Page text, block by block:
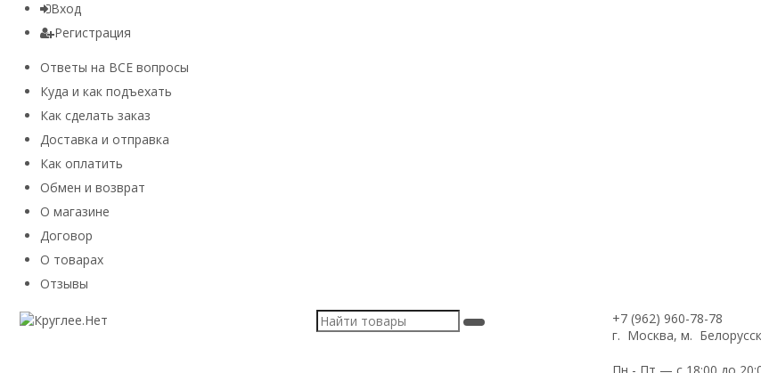
Вход
Регистрация
Ответы на ВСЕ вопросы
Куда и как подъехать
Как сделать заказ
Доставка и отправка
Как оплатить
Обмен и возврат
О магазине
Договор
О товарах
Отзывы
+7 (962) 960-78-78
г. Москва, м.